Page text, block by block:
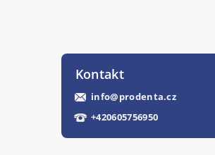
Kontakt
info@prodenta.cz
+420605756950